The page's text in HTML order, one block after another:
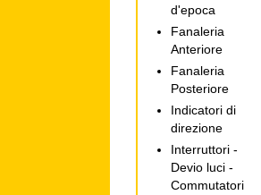
d'epoca
Fanaleria
Anteriore
Fanaleria
Posteriore
Indicatori di
direzione
Interruttori -
Devio luci -
Commutatori